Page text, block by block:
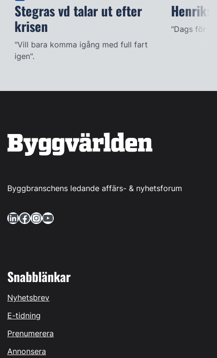
Stegras vd talar ut efter
krisen
"Vill bara komma igång med full fart
igen".
"Dags för
Byggbranschens ledande affärs- & nyhetsforum
LinkedIn Facebook InstagramYouTube
Snabblänkar
Nyhetsbrev
E-tidning
Prenumerera
Annonsera